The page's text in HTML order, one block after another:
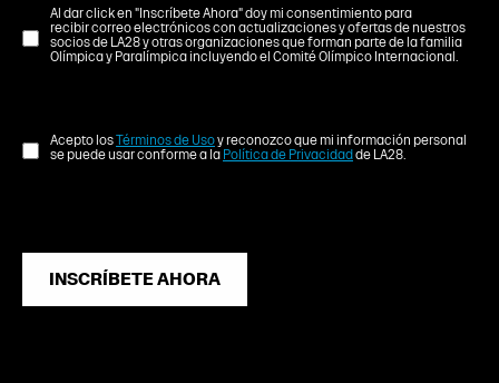
Al dar click en "Inscríbete Ahora" doy mi consentimiento para
recibir correo electrónicos con actualizaciones y ofertas de nuestros
socios de LA28 y otras organizaciones que forman parte de la familia
Olímpica y Paralímpica incluyendo el Comité Olímpico Internacional.
Acepto losTérminos de Usoy reconozco que mi información personal
se puede usar conforme a la Política de Privacidad de LA28.
INSCRÍBETE AHORA